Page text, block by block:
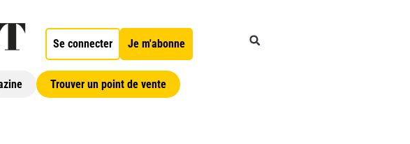
Se connecter Je m'abonne
Trouver un point de vente